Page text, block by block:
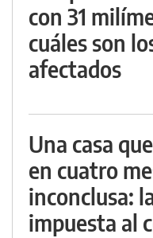
con 31
cuáles son
afectados
Una casa
en cuatro
inconclusa:
impuesta al